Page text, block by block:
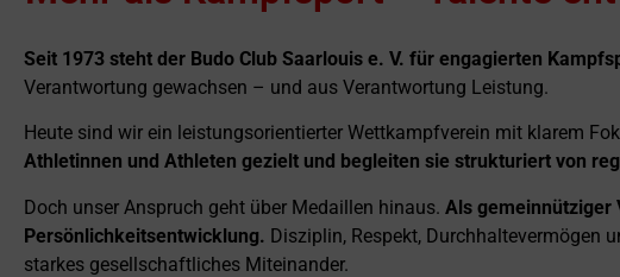
Wettkampf mit
Seit 1973 steht der Budo Club Saarlouis e. V. für engagierten
Verantwortung gewachsen – und aus Verantwortung Leistung.
Heute sind wir ein leistungsorientierter Wettkampfverein mit klarem
Athletinnen und Athleten gezielt und begleiten sie strukturiert von
Doch unser Anspruch geht über Medaillen hinaus. Als gemeinnütziger
Persönlichkeitsentwicklung. Disziplin, Respekt, Durchhaltevermögen
starkes gesellschaftliches Miteinander.